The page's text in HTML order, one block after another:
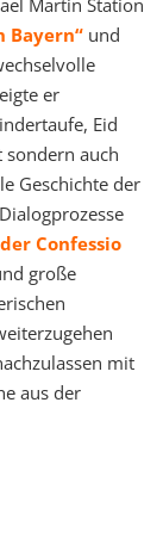
Bayern“ und
er
Eid
auch
Geschichte der
Confessio
große
mit
aus der